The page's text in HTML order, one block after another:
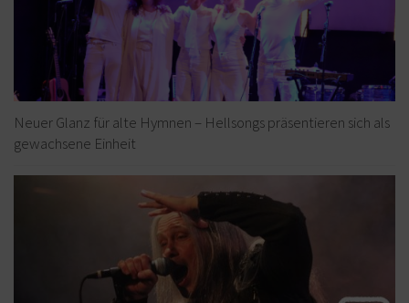
Neuer Glanz für alte Hymnen – Hellsongs präsentieren sich als
gewachsene Einheit